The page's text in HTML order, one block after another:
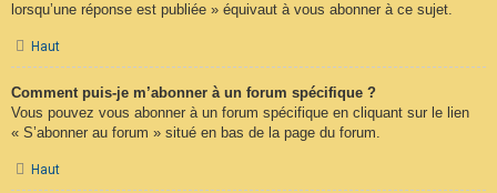
lorsqu’une réponse est publiée » équivaut à vous abonner à ce sujet.
Haut
Comment puis-je m’abonner à un forum spécifique ?
Vous pouvez vous abonner à un forum spécifique en cliquant sur le lien
« S’abonner au forum » situé en bas de la page du forum.
Haut